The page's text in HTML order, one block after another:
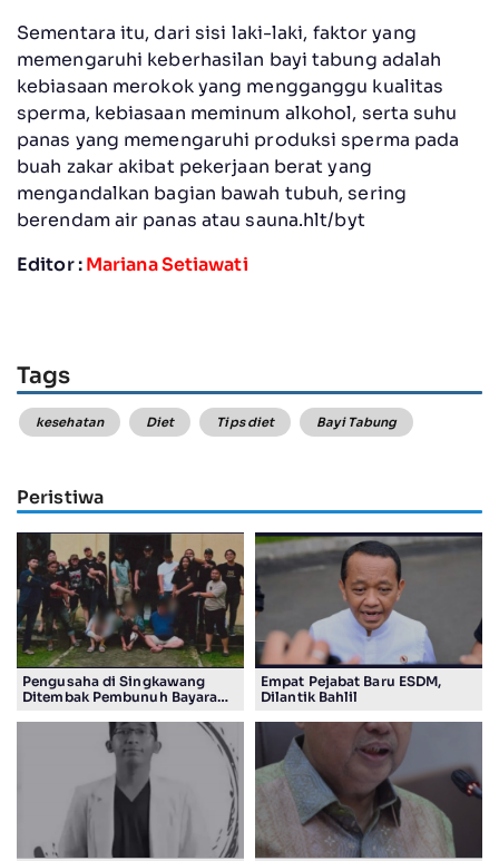
Sementara itu, dari sisi laki-laki, faktor yang
memengaruhi keberhasilan bayi tabung adalah
kebiasaan merokok yang mengganggu kualitas
sperma, kebiasaan meminum alkohol, serta suhu
panas yang memengaruhi produksi sperma pada
buah zakar akibat pekerjaan berat yang
mengandalkan bagian bawah tubuh, sering
berendam air panas atau sauna.hlt/byt
Editor :Mariana Setiawati
Tags
kesehatan Diet Tips diet Bayi Tabung
Peristiwa
Pengusaha di Singkawang
Ditembak Pembunuh Bayaran
Empat Pejabat Baru ESDM,
Dilantik Bahlil